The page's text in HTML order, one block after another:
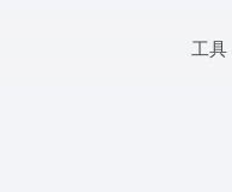
工具